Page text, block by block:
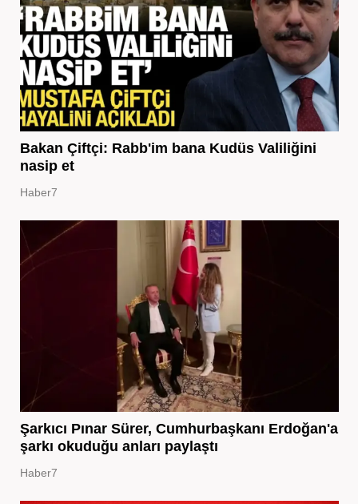
Bakan Çiftçi: Rabb'im bana Kudüs Valiliğini
nasip et
Haber7
Şarkıcı Pınar Sürer, Cumhurbaşkanı Erdoğan'a
şarkı okuduğu anları paylaştı
Haber7